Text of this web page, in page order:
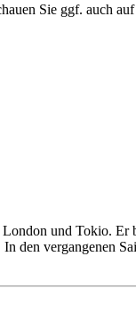
Sie ggf. auch auf
und Tokio. Er
den vergangenen